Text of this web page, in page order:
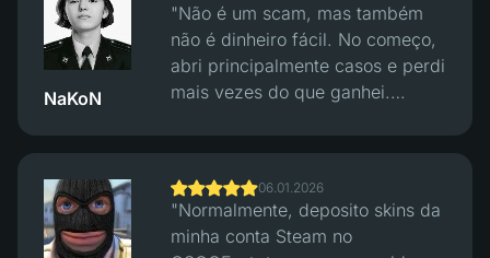
NaKoN
"Não é um scam, mas também
não é dinheiro fácil. No começo,
abri principalmente casos e perdi
mais vezes do que ganhei.
rondas através do seu sistema de
verificação de hash. Depois
disso as coisas pareceram mais
06.01.2026
"Normalmente, deposito skins da
minha conta Steam no